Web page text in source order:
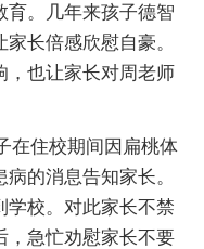
育。几年来孩子德智
长倍感欣慰自豪。
，也让家长对周老师
住校期间因扁桃体
的消息告知家长。
学校。对此家长不禁
，急忙劝慰家长不要